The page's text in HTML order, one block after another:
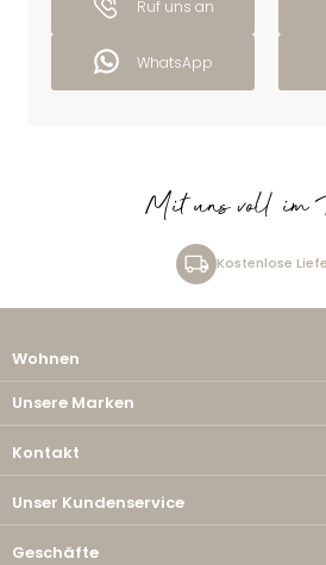
Ruf uns an
WhatsApp
Mit uns voll im
Kostenlose
Wohnen
Unsere Marken
Kontakt
Unser Kundenservice
Geschäfte